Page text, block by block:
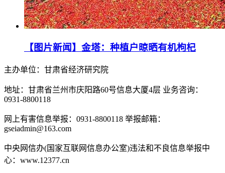
【图片新闻】金塔：种植户晾晒有机枸杞
主办单位：甘肃省经济研究院
地址：甘肃省兰州市庆阳路60号信息大厦4层 业务咨询：
0931-8800118
网上有害信息举报：0931-8800118 举报邮箱：
gseiadmin@163.com
中央网信办(国家互联网信息办公室)违法和不良信息举报中
心：www.12377.cn